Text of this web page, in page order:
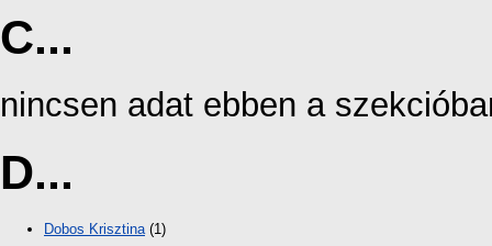
C...
nincsen adat ebben a
D...
Dobos Krisztina (1)